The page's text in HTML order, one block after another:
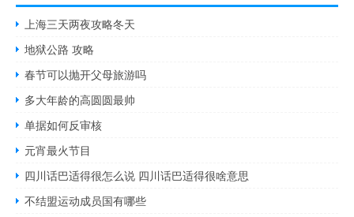
上海三天两夜攻略冬天
地狱公路 攻略
春节可以抛开父母旅游吗
多大年龄的高圆圆最帅
单据如何反审核
元宵最火节目
四川话巴适得很怎么说 四川话巴适得很啥意思
不结盟运动成员国有哪些